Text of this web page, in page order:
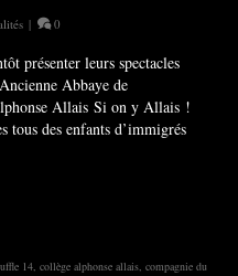
| 0
présenter leurs spectacles
Abbaye de
Allais Si on y Allais !
tous des enfants d’immigrés
14, collège alphonse allais, compagnie du